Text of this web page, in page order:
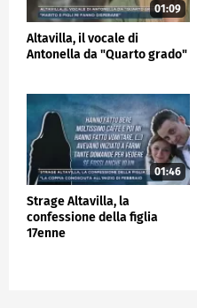
01:09
Altavilla, il vocale di
Antonella da "Quarto grado"
01:46
Strage Altavilla, la
confessione della figlia
17enne